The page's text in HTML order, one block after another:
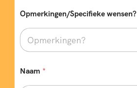
Opmerkingen/Specifieke wensen?
Naam *